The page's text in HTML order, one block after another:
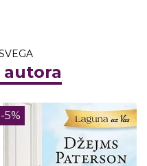
-5%